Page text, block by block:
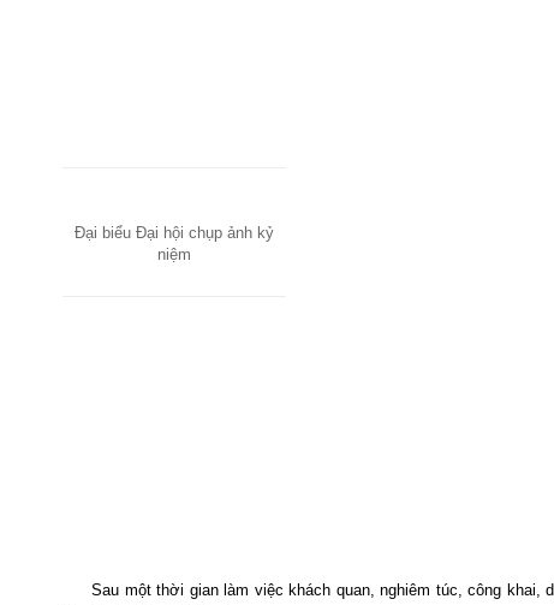
Đại biểu Đại hội chụp ảnh kỷ
niệm
Sau một thời gian làm việc khách quan, nghiêm túc, công